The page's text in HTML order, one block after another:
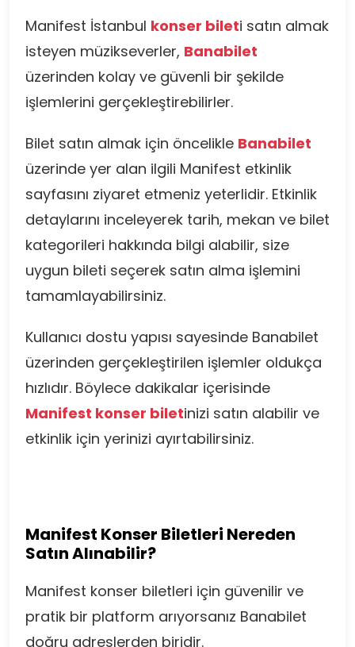
Manifest İstanbul konser bileti satın almak
isteyen müzikseverler, Banabilet
üzerinden kolay ve güvenli bir şekilde
işlemlerini gerçekleştirebilirler.
Bilet satın almak için öncelikle Banabilet
üzerinde yer alan ilgili Manifest etkinlik
sayfasını ziyaret etmeniz yeterlidir. Etkinlik
detaylarını inceleyerek tarih, mekan ve bilet
kategorileri hakkında bilgi alabilir, size
uygun bileti seçerek satın alma işlemini
tamamlayabilirsiniz.
Kullanıcı dostu yapısı sayesinde Banabilet
üzerinden gerçekleştirilen işlemler oldukça
hızlıdır. Böylece dakikalar içerisinde
Manifest konser biletinizi satın alabilir ve
etkinlik için yerinizi ayırtabilirsiniz.
Manifest Konser Biletleri Nereden
Satın Alınabilir?
Manifest konser biletleri için güvenilir ve
pratik bir platform arıyorsanız Banabilet
doğru adreslerden biridir.